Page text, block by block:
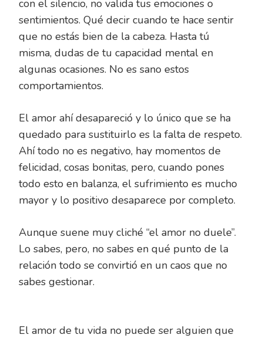
con el silencio, no valida tus emociones o
sentimientos. Qué decir cuando te hace sentir
que no estás bien de la cabeza. Hasta tú
misma, dudas de tu capacidad mental en
algunas ocasiones. No es sano estos
comportamientos.
El amor ahí desapareció y lo único que se ha
quedado para sustituirlo es la falta de respeto.
Ahí todo no es negativo, hay momentos de
felicidad, cosas bonitas, pero, cuando pones
todo esto en balanza, el sufrimiento es mucho
mayor y lo positivo desaparece por completo.
Aunque suene muy cliché “el amor no duele”.
Lo sabes, pero, no sabes en qué punto de la
relación todo se convirtió en un caos que no
sabes gestionar.
El amor de tu vida no puede ser alguien que